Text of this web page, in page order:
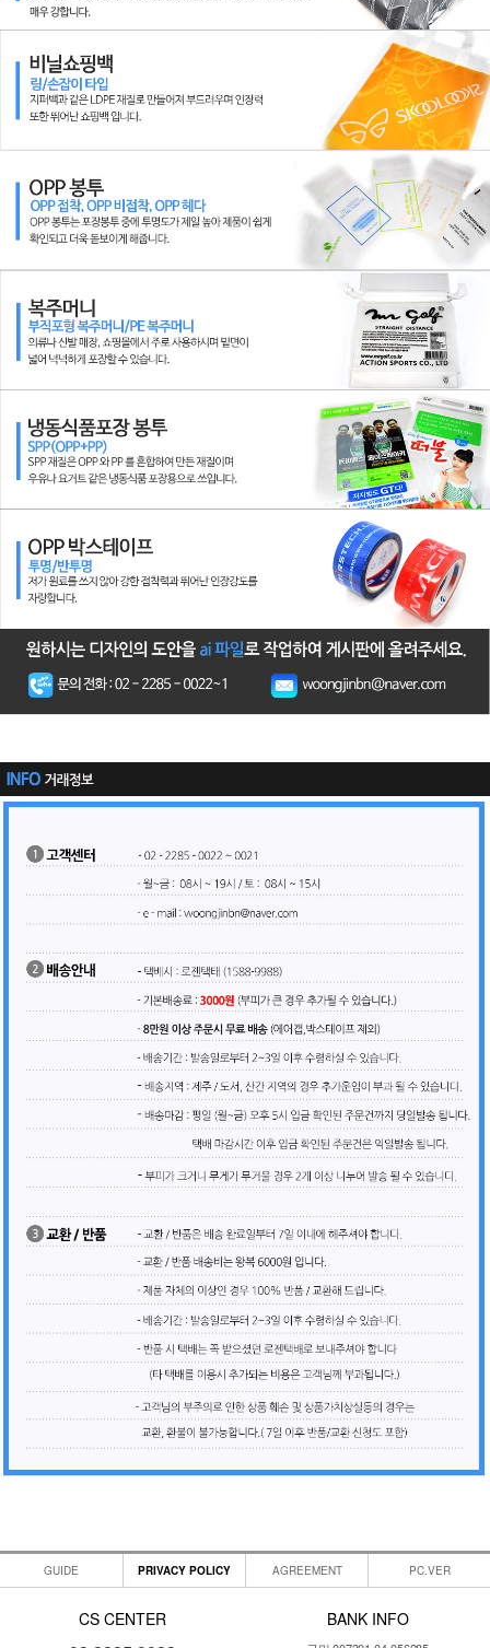
GUIDE PRIVACY POLICY AGREEMENT PC.VER
CS CENTER BANK INFO